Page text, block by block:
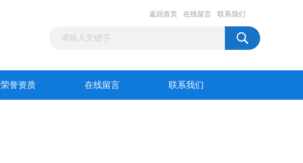
返回首页 在线留言 联系我们
荣誉资质 在线留言 联系我们